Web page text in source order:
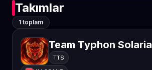
Takımlar
1 toplam
Team Typhon Solaria
TTS